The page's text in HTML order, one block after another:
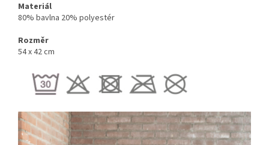
Materiál
80% bavlna 20% polyestér
Rozměr
54 x 42 cm